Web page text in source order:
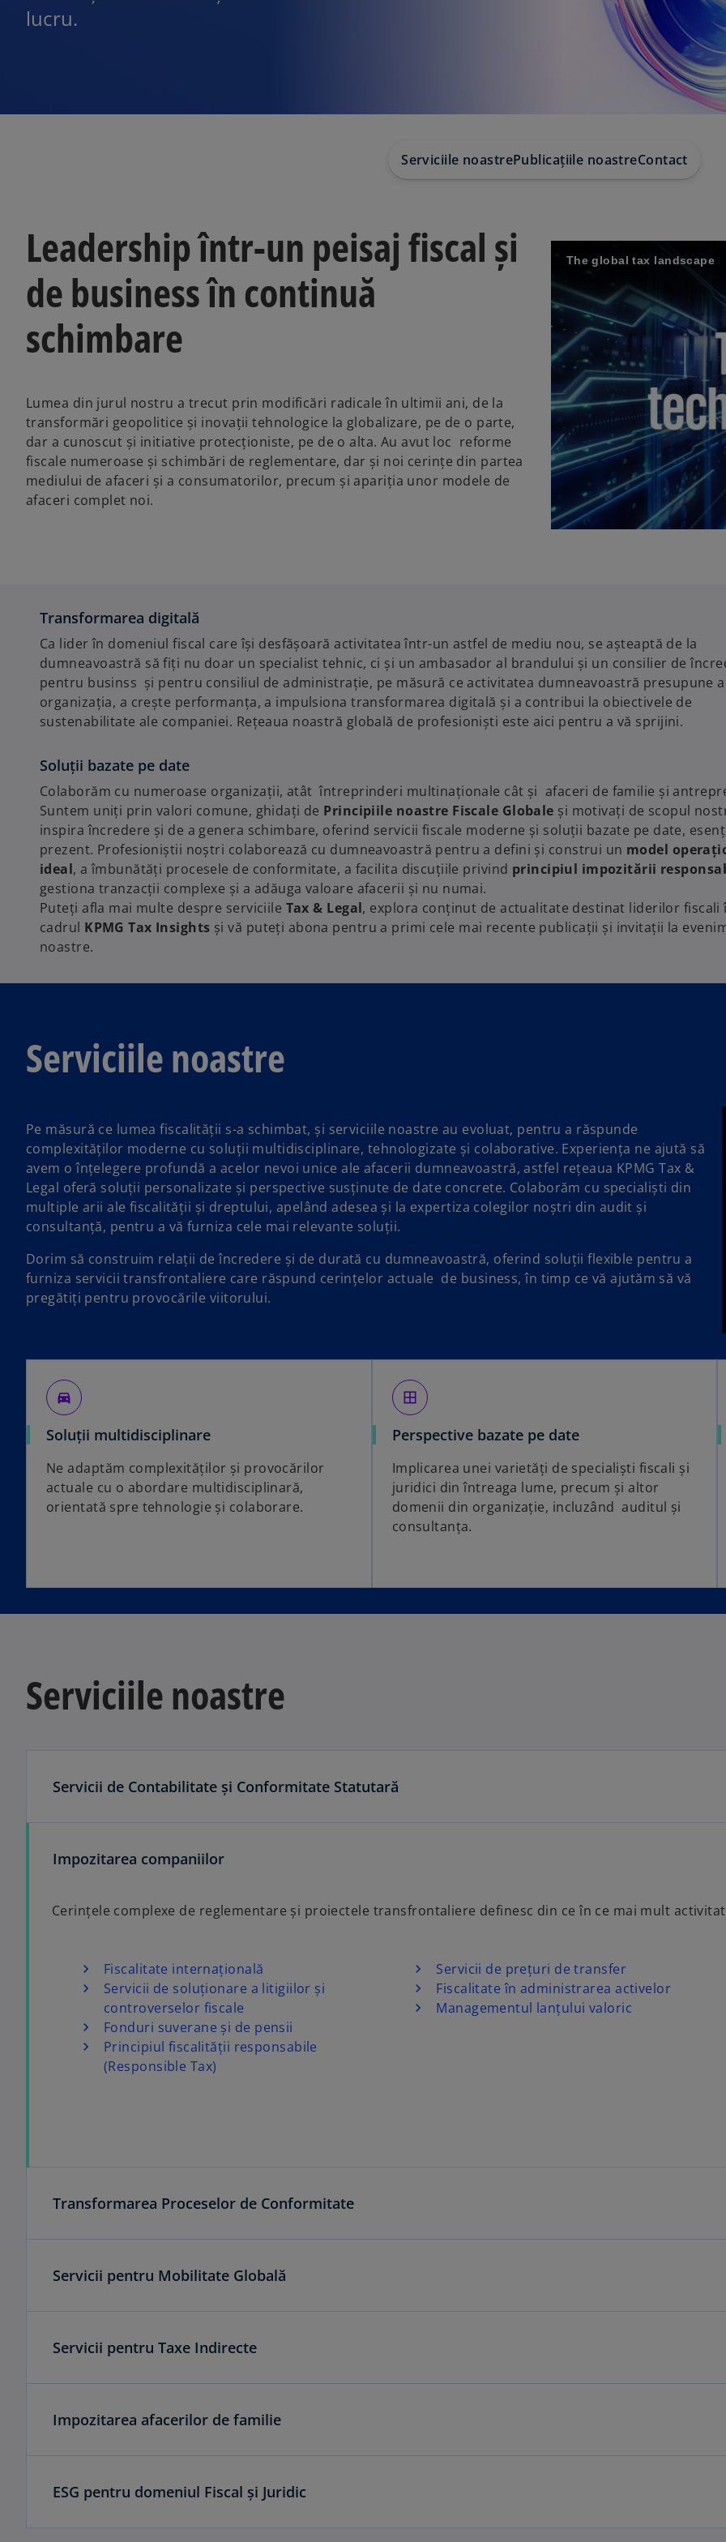
lucru.
Serviciile noastrePublicațiile noastreContact
Leadership într-un peisaj fiscal și
de business în continuă
schimbare
Lumea din jurul nostru a trecut prin modificări radicale în ultimii ani, de la
transformări geopolitice și inovații tehnologice la globalizare, pe de o parte,
dar a cunoscut și initiative protecționiste, pe de o alta. Au avut loc reforme
fiscale numeroase și schimbări de reglementare, dar și noi cerințe din partea
mediului de afaceri și a consumatorilor, precum și apariția unor modele de
afaceri complet noi.
The global tax landscape
Transformarea digitală
Ca lider în domeniul fiscal care își desfășoară activitatea într-un astfel de mediu nou, se așteaptă de la
dumneavoastră să fiți nu doar un specialist tehnic, ci și un ambasador al brandului și un consilier de
pentru businss și pentru consiliul de administrație, pe măsură ce activitatea dumneavoastră presupune
organizația, a crește performanța, a impulsiona transformarea digitală și a contribui la obiectivele de
sustenabilitate ale companiei. Rețeaua noastră globală de profesioniști este aici pentru a vă sprijini.
Soluții bazate pe date
Colaborăm cu numeroase organizații, atât întreprinderi multinaționale cât și afaceri de familie și
Suntem uniți prin valori comune, ghidați de Principiile noastre Fiscale Globale și motivați de scopul
inspira încredere și de a genera schimbare, oferind servicii fiscale moderne și soluții bazate pe date,
prezent. Profesioniștii noștri colaborează cu dumneavoastră pentru a defini și construi un model
ideal, a îmbunătăți procesele de conformitate, a facilita discuțiile privind principiul impozitării
gestiona tranzacții complexe și a adăuga valoare afacerii și nu numai.
Puteți afla mai multe despre serviciile Tax & Legal, explora conținut de actualitate destinat liderilor fiscali
cadrul KPMG Tax Insights și vă puteți abona pentru a primi cele mai recente publicații și invitații la
noastre.
Serviciile noastre
Pe măsură ce lumea fiscalității s-a schimbat, și serviciile noastre au evoluat, pentru a răspunde
complexităților moderne cu soluții multidisciplinare, tehnologizate și colaborative. Experiența ne ajută să
avem o înțelegere profundă a acelor nevoi unice ale afacerii dumneavoastră, astfel rețeaua KPMG Tax &
Legal oferă soluții personalizate și perspective susținute de date concrete. Colaborăm cu specialiști din
multiple arii ale fiscalității și dreptului, apelând adesea și la expertiza colegilor noștri din audit și
consultanță, pentru a vă furniza cele mai relevante soluții.
Dorim să construim relații de încredere și de durată cu dumneavoastră, oferind soluții flexible pentru a
furniza servicii transfrontaliere care răspund cerințelor actuale de business, în timp ce vă ajutăm să vă
pregătiți pentru provocările viitorului.
directions_car_filled
Soluții multidisciplinare
Ne adaptăm complexităților și provocărilor
actuale cu o abordare multidisciplinară,
orientată spre tehnologie și colaborare.
border_all
Perspective bazate pe date
Implicarea unei varietăți de specialiști fiscali și
juridici din întreaga lume, precum și altor
domenii din organizație, incluzând auditul și
consultanța.
Serviciile noastre
Servicii de Contabilitate și Conformitate Statutară
Impozitarea companiilor
Cerințele complexe de reglementare și proiectele transfrontaliere definesc din ce în ce mai mult
Fiscalitate internațională
Servicii de soluționare a litigiilor și
controverselor fiscale
Fonduri suverane și de pensii
Principiul fiscalității responsabile
(Responsible Tax)
Servicii de prețuri de transfer
Fiscalitate în administrarea activelor
Managementul lanțului valoric
Transformarea Proceselor de Conformitate
Servicii pentru Mobilitate Globală
Servicii pentru Taxe Indirecte
Impozitarea afacerilor de familie
ESG pentru domeniul Fiscal și Juridic